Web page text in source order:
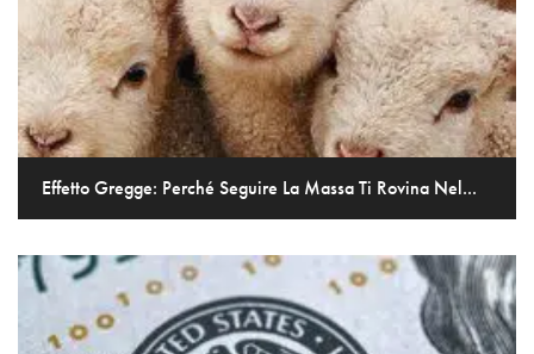
Effetto Gregge: Perché Seguire La Massa Ti Rovina Nel...